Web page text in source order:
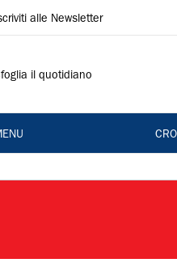
alle Newsletter
il quotidiano